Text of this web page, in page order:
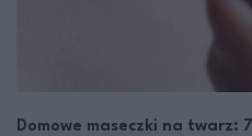
Domowe maseczki na twarz: